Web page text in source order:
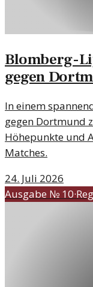
Blomberg-
gegen
In einem
gegen Dortmund
Höhepunkte und
Matches.
24. Juli 2026
Ausgabe № 10·